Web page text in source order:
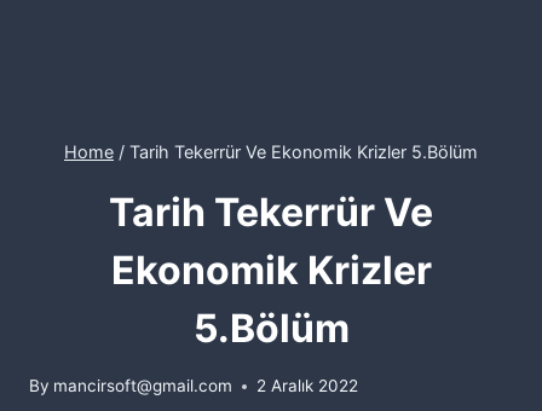
Home / Tarih Tekerrür Ve Ekonomik Krizler 5.Bölüm
Tarih Tekerrür Ve
Ekonomik Krizler
5.Bölüm
By mancirsoft@gmail.com 2 Aralık 2022